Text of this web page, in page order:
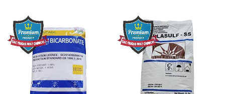
Sodium Bicarbonate – Bicar
NaHCO3 Hunan Trung Quốc
Natri Sunphit – NA2SO3 Thái